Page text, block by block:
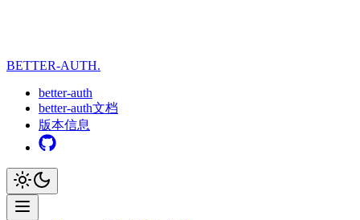
BETTER-AUTH.
better-auth
better-auth文档
版本信息